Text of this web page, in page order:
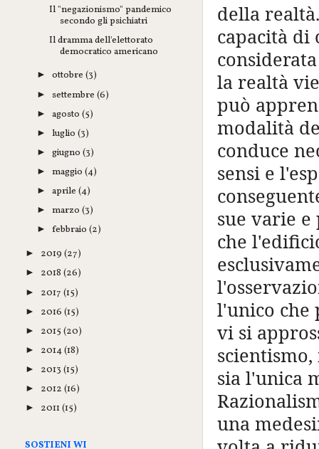
della
capacità di
la realtà
può
modalità
conduce
sensi e
sue varie
che
l'unico che
vi si
sia l'unica
una
Il "negazionismo" pandemico
secondo gli psichiatri
Il dramma dell'elettorato
democratico americano
►ottobre(3)
► settembre(6)
►agosto(5)
►luglio(3)
►giugno(3)
►maggio(4)
►aprile(4)
►marzo(3)
►febbraio(2)
► 2019 (27)
► 2018 (26)
► 2017 (15)
► 2016 (15)
► 2015 (20)
► 2014(18)
► 2013 (15)
► 2012 (16)
► 2011 (15)
SOSTIENI WI